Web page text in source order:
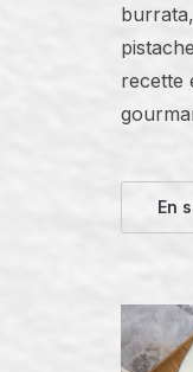
recette
En